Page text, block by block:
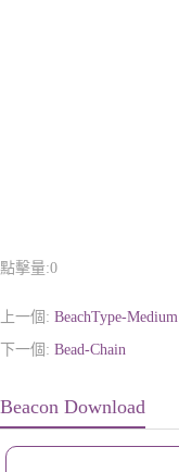
點擊量:0
上一個: BeachType-Medium
下一個: Bead-Chain
Beacon Download